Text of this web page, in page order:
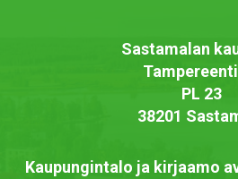
Sastamalan
PL 23
38201
Kaupungintalo ja kirjaamo